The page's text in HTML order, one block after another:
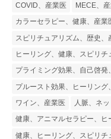
COVID、産業医
MECE、
カラーセラピー、健康、産業
スピリチュアリズム、歴史、
ヒーリング、健康、スピリチ
プライミング効果、自己啓発
プルースト効果、ヒーリング
ワイン、産業医
人脈、ネ
健康、アニマルセラピー、ヒ
健康、ヒーリング、スピリチ